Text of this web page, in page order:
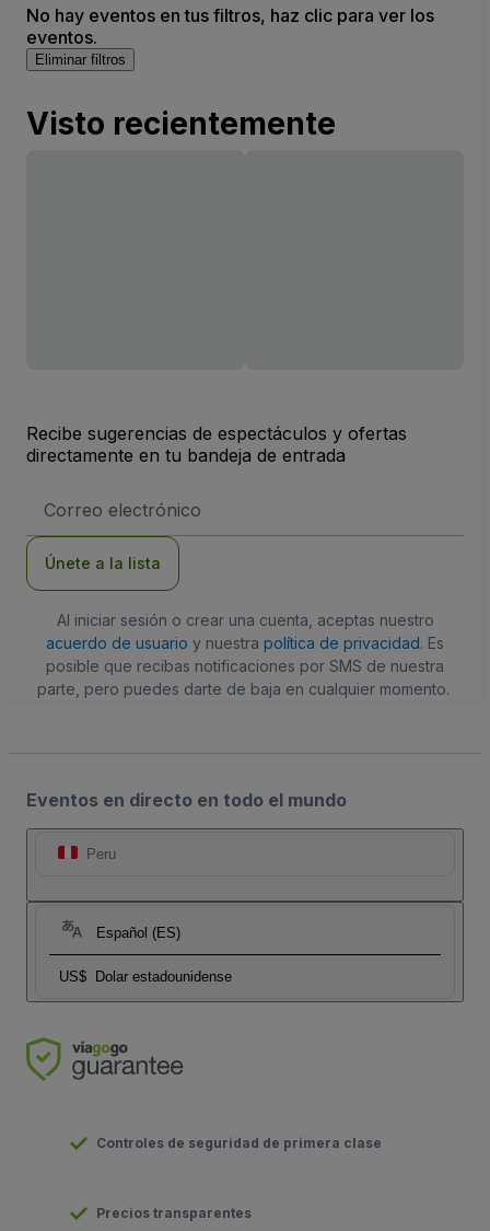
No hay eventos en tus filtros, haz clic para ver los
eventos.
Eliminar filtros
Visto recientemente
Recibe sugerencias de espectáculos y ofertas
directamente en tu bandeja de entrada
de
Únete a la lista
Al iniciar sesión o crear una cuenta, aceptas nuestro
acuerdo de usuario y nuestra política de privacidad. Es
posible que recibas notificaciones por SMS de nuestra
parte, pero puedes darte de baja en cualquier momento.
Eventos en directo en todo el mundo
Peru
Español (ES)
US$ Dolar estadounidense
Controles de seguridad de primera clase
Precios transparentes